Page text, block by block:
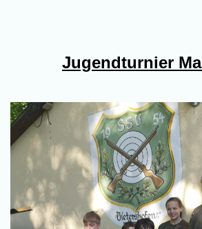
Jugendturnier